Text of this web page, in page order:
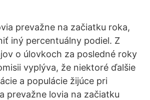
prevažne na začiatku roka,
iný percentuálny podiel. Z
o úlovkoch za posledné roky
vyplýva, že niektoré ďalšie
a populácie žijúce pri
prevažne lovia na začiatku